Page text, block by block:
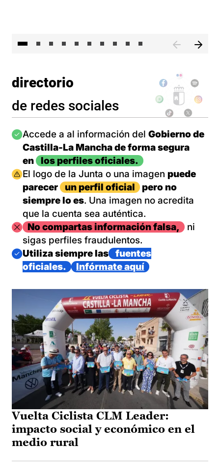
directorio
de redes sociales
Imagen
Accede a al información del Gobierno de
Castilla-La Mancha de forma segura
en
los perfiles oficiales.
Imagen
El logo de la Junta o una imagen puede
parecer
un perfil oficial
pero no
siempre lo es. Una imagen no acredita
que la cuenta sea auténtica.
ImagenNo compartas información falsa,
ni
sigas perfiles fraudulentos.
Imagen
Utiliza siempre las
fuentes
oficiales.
Infórmate aquí
Vuelta Ciclista CLM Leader:
impacto social y económico en el
medio rural